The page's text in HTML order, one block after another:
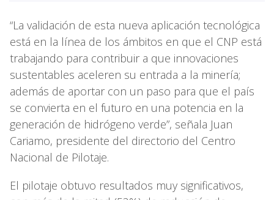
“La validación de esta nueva aplicación tecnológica
está en la línea de los ámbitos en que el CNP está
trabajando para contribuir a que innovaciones
sustentables aceleren su entrada a la minería;
además de aportar con un paso para que el país
se convierta en el futuro en una potencia en la
generación de hidrógeno verde”, señala Juan
Cariamo, presidente del directorio del Centro
Nacional de Pilotaje.
El pilotaje obtuvo resultados muy significativos,